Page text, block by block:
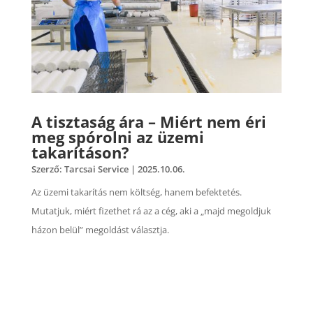
A tisztaság ára – Miért nem éri
meg spórolni az üzemi
takarításon?
Szerző: Tarcsai Service| 2025.10.06.
Az üzemi takarítás nem költség, hanem befektetés.
Mutatjuk, miért fizethet rá az a cég, aki a „majd megoldjuk
házon belül” megoldást választja.